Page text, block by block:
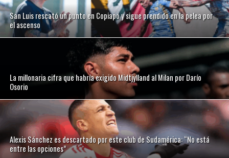
San Luis rescató un punto en Copiapó y sigue prendido en la pelea por
el ascenso
La millonaria cifra que habría exigido Midtjylland al Milan por Darío
Osorio
Alexis Sánchez es descartado por este club de Sudamérica: “No está
entre las opciones”